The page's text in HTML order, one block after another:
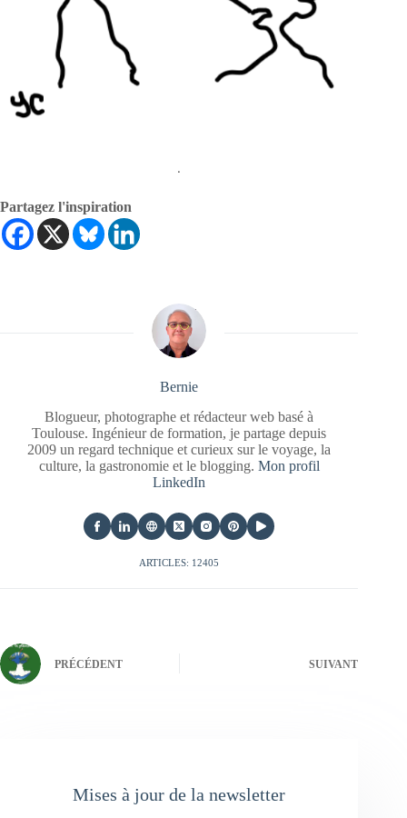
.
Partagez l'inspiration
Bernie
Blogueur, photographe et rédacteur web basé à
Toulouse. Ingénieur de formation, je partage depuis
2009 un regard technique et curieux sur le voyage, la
culture, la gastronomie et le blogging. Mon profil
LinkedIn
ARTICLES: 12405
PRÉCÉDENT SUIVANT
Mises à jour de la newsletter